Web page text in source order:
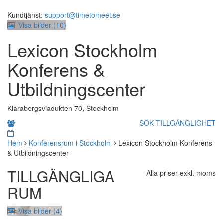
Kundtjänst: support@timetomeet.se
Visa bilder (10)
Lexicon Stockholm
Konferens &
Utbildningscenter
Klarabergsviadukten 70, Stockholm
SÖK TILLGÄNGLIGHET
Hem
Konferensrum i Stockholm
Lexicon Stockholm Konferens
& Utbildningscenter
Alla priser exkl. moms
TILLGÄNGLIGA
RUM
Visa bilder (4)